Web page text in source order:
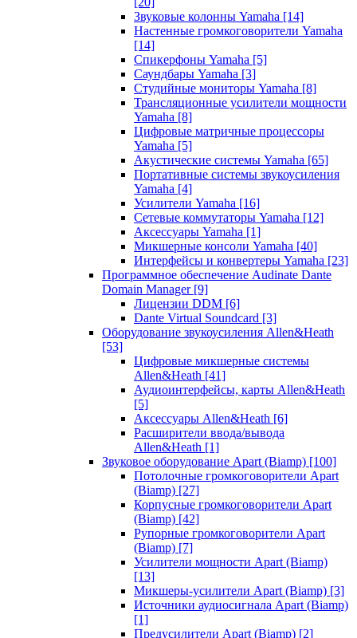
Звуковые колонны Yamaha [14]
Настенные громкоговорители Yamaha
[14]
Спикерфоны Yamaha [5]
Саундбары Yamaha [3]
Студийные мониторы Yamaha [8]
Трансляционные усилители мощности
Yamaha [8]
Цифровые матричные процессоры
Yamaha [5]
Акустические системы Yamaha [65]
Портативные системы звукоусиления
Yamaha [4]
Усилители Yamaha [16]
Сетевые коммутаторы Yamaha [12]
Аксессуары Yamaha [1]
Микшерные консоли Yamaha [40]
Интерфейсы и конвертеры Yamaha [23]
Программное обеспечение Audinate Dante
Domain Manager [9]
Лицензии DDM [6]
Dante Virtual Soundcard [3]
Оборудование звукоусиления Allen&Heath
[53]
Цифровые микшерные системы
Allen&Heath [41]
Аудиоинтерфейсы, карты Allen&Heath
[5]
Аксессуары Allen&Heath [6]
Расширители ввода/вывода
Allen&Heath [1]
Звуковое оборудование Apart (Biamp) [100]
Потолочные громкоговорители Apart
(Biamp) [27]
Корпусные громкоговорители Apart
(Biamp) [42]
Рупорные громкоговорители Apart
(Biamp) [7]
Усилители мощности Apart (Biamp)
[13]
Микшеры-усилители Apart (Biamp) [3]
Источники аудиосигнала Apart (Biamp)
[1]
Предусилители Apart (Biamp) [2]